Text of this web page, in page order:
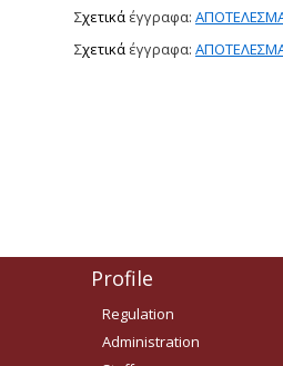
Σχετικά έγγραφα:
Σχετικά έγγραφα:
Profile
Regulation
Administration